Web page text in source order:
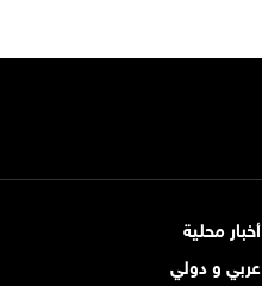
أخبار محلية
عربي و دولي